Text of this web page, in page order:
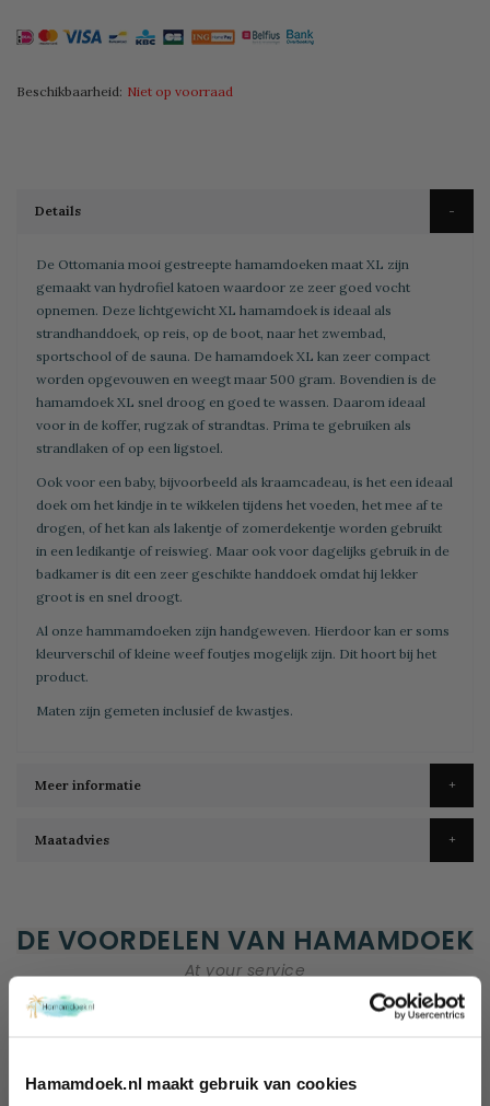
Hamamdoek.nl maakt gebruik van cookies
Beschikbaarheid: Niet op voorraad
Details
De Ottomania mooi gestreepte hamamdoeken maat XL zijn
gemaakt van hydrofiel katoen waardoor ze zeer goed vocht
opnemen. Deze lichtgewicht XL hamamdoek is ideaal als
strandhanddoek, op reis, op de boot, naar het zwembad,
sportschool of de sauna. De hamamdoek XL kan zeer compact
worden opgevouwen en weegt maar 500 gram. Bovendien is de
hamamdoek XL snel droog en goed te wassen. Daarom ideaal
voor in de koffer, rugzak of strandtas. Prima te gebruiken als
strandlaken of op een ligstoel.
Ook voor een baby, bijvoorbeeld als kraamcadeau, is het een ideaal
doek om het kindje in te wikkelen tijdens het voeden, het mee af te
drogen, of het kan als lakentje of zomerdekentje worden gebruikt
in een ledikantje of reiswieg. Maar ook voor dagelijks gebruik in de
badkamer is dit een zeer geschikte handdoek omdat hij lekker
groot is en snel droogt.
Al onze hammamdoeken zijn handgeweven. Hierdoor kan er soms
kleurverschil of kleine weef foutjes mogelijk zijn. Dit hoort bij het
product.
Maten zijn gemeten inclusief de kwastjes.
Meer informatie
Maatadvies
DE VOORDELEN VAN HAMAMDOEK
At your service